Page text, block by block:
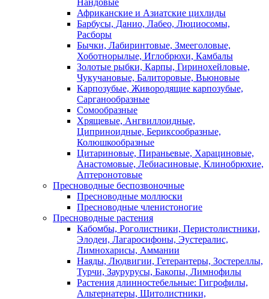
Нандовые
Африканские и Азиатские цихлиды
Барбусы, Данио, Лабео, Люциосомы,
Расборы
Бычки, Лабиринтовые, Змееголовые,
Хоботнорылые, Иглобрюхи, Камбалы
Золотые рыбки, Карпы, Гиринохейловые,
Чукучановые, Балиторовые, Вьюновые
Карпозубые, Живородящие карпозубые,
Сарганообразные
Сомообразные
Хрящевые, Ангвиллоидные,
Циприноидные, Бериксообразные,
Колюшкообразные
Цитариновые, Пираньевые, Харациновые,
Анастомовые, Лебиасиновые, Клинобрюхие,
Аптеронотовые
Пресноводные беспозвоночные
Пресноводные моллюски
Пресноводные членистоногие
Пресноводные растения
Кабомбы, Роголистники, Перистолистники,
Элодеи, Лагаросифоны, Эустералис,
Лимнохарисы, Аммании
Наяды, Людвигии, Гетерантеры, Зостереллы,
Турчи, Заурурусы, Бакопы, Лимнофилы
Растения длинностебельные: Гигрофилы,
Альтернатеры, Щитолистники,